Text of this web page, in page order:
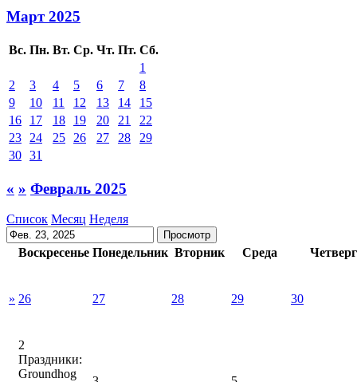
Март 2025
Вс. Пн. Вт. Ср. Чт. Пт. Сб.
1
2
3 4 5 6 7
8
9
10 11 12 13 14
15
16
17 18 19 20 21
22
23
24 25 26 27 28
29
30 31
« » Февраль 2025
Список Месяц Неделя
Воскресенье Понедельник Вторник Среда Четверг
» 26 27 28 29 30
2
Праздники:
Groundhog